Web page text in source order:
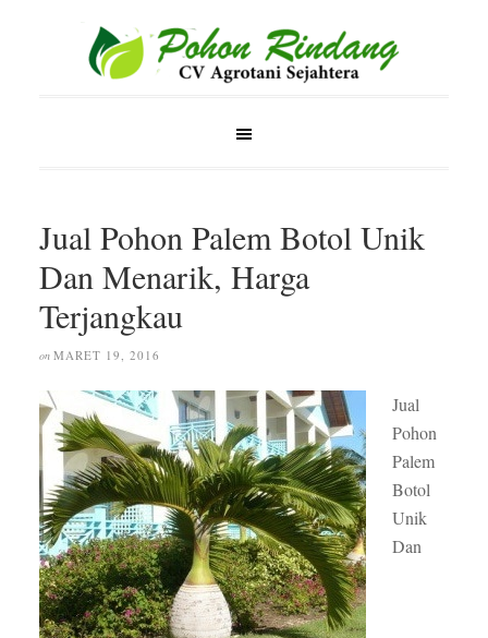
Jual Pohon Palem Botol Unik
Dan Menarik, Harga
Terjangkau
on MARET 19, 2016
Jual
Pohon
Palem
Botol
Unik
Dan